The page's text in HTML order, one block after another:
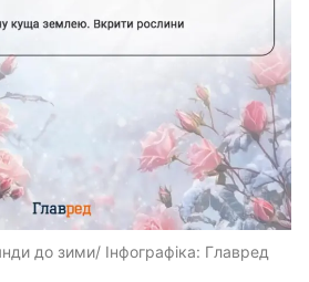
до зими/ Інфографіка: Главред